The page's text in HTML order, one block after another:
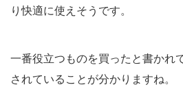
り快適に使えそうです。
一番役立つものを買ったと書かれ
されていることが分かりますね。